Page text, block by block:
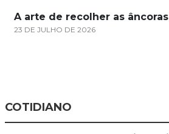
A arte de recolher as âncoras
23 DE JULHO DE 2026
COTIDIANO